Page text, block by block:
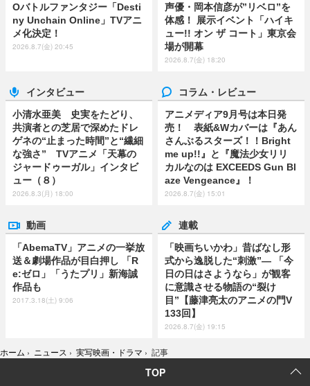
Oバトルファンタジー「Desti
ny Unchain Online」TVアニ
メ化決定！
2026.8.7(金) 20:45
声優・岡本信彦が”リベロ”を
体感！ 展示イベント「ハイキ
ュー!! オン ザ コート」東京会
場が開幕
2026.8.7(金) 18:20
インタビュー
小清水亜美 史実をたどり、
共演者との芝居で深めたドレ
ゲネの“止まった時間”と“繊細
な強さ” TVアニメ「天幕の
ジャードゥーガル」インタビ
ュー（８）
2026.8.3(月) 18:00
コラム・レビュー
アニメディア9月号は本日発
売！ 表紙&Wカバーは『あん
さんぶるスターズ！！Bright
me up!!』と『魔法少女リリ
カルなのは EXCEEDS Gun Bl
aze Vengeance』！
2026.8.7(金) 15:01
動画
「AbemaTV」アニメの一挙放
送＆劇場作品が目白押し 「R
e:ゼロ」「うたプリ」新海誠
作品も
2017.3.18(土) 9:06
連載
「映画ちいかわ」昔ばなし形
式から逸脱した“刺激”― 「今
日の日はさようなら」が観客
に意識させる物語の“裂け
目”【藤津亮太のアニメの門V
133回】
2026.8.7(金) 19:15
ホーム › ニュース › 実写映画・ドラマ › 記事
TOP